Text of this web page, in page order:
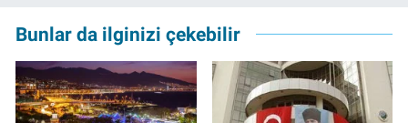
Bunlar da ilginizi çekebilir